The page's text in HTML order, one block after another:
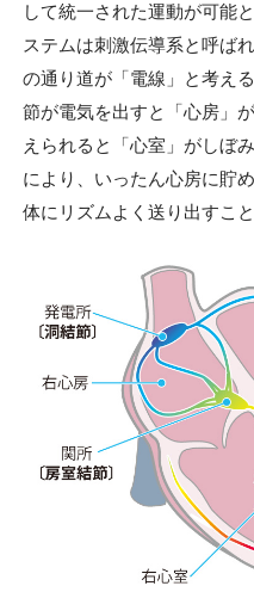
して統一された運動が可能
ステムは刺激伝導系と呼ば
の通り道が「電線」と考え
節が電気を出すと「心房」
えられると「心室」がしぼ
により、いったん心房に貯
体にリズムよく送り出すこ